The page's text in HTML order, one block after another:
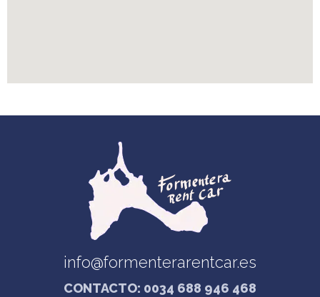
info@formenterarentcar.es
CONTACTO: 0034 688 946 468